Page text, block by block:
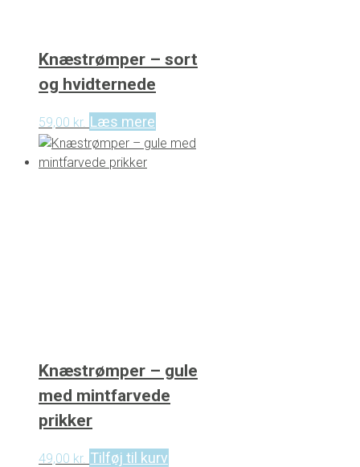
Knæstrømper – sort
og hvidternede
59,00 kr. Læs mere
Knæstrømper – gule
med mintfarvede
prikker
49,00 kr. Tilføj til kurv